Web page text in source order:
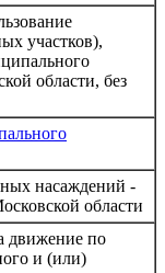
участков),
области, без
насаждений -
области
движение по
и (или)